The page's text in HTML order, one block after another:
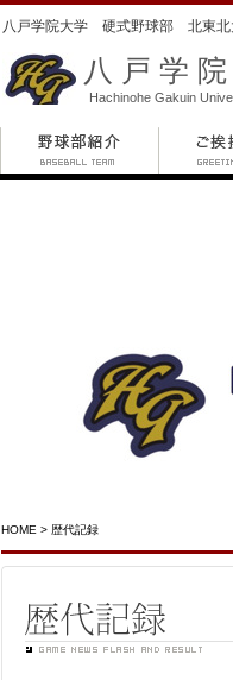
八戸学院大学 硬式野球部 北東北
八戸学
Hachinohe Gakuin
HOME > 歴代記録